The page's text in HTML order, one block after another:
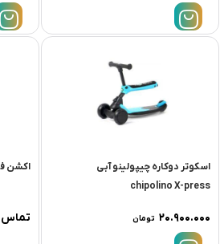
اسکوتر دوکاره چیپولینو آبی
chipolino X-press
۲۰.۹۰۰.۰۰۰ تومان
اکشن
تماس